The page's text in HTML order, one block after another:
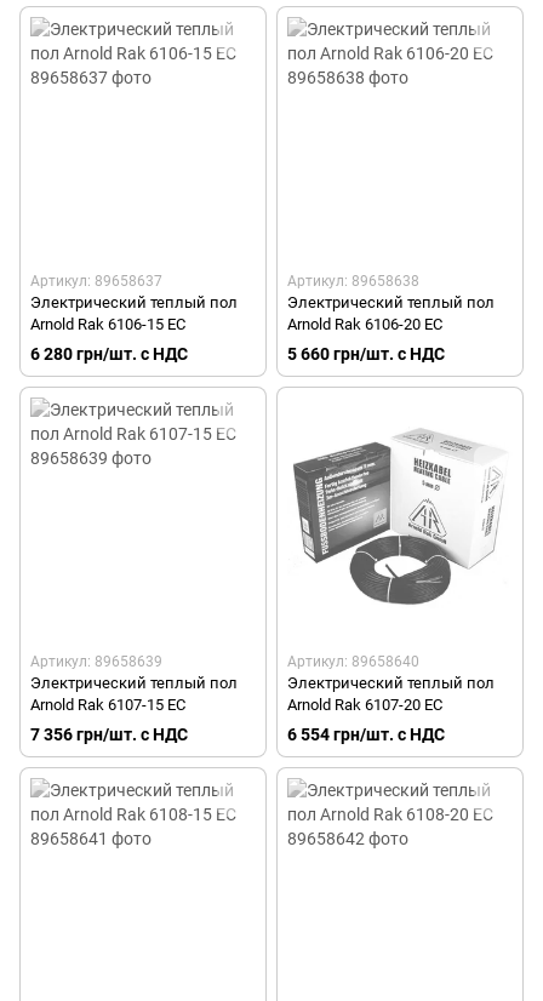
Артикул: 89658637
Электрический теплый пол
Arnold Rak 6106-15 EC
6 280 грн/шт. с НДС
Артикул: 89658638
Электрический теплый пол
Arnold Rak 6106-20 EC
5 660 грн/шт. с НДС
Артикул: 89658639
Электрический теплый пол
Arnold Rak 6107-15 EC
7 356 грн/шт. с НДС
Артикул: 89658640
Электрический теплый пол
Arnold Rak 6107-20 EC
6 554 грн/шт. с НДС